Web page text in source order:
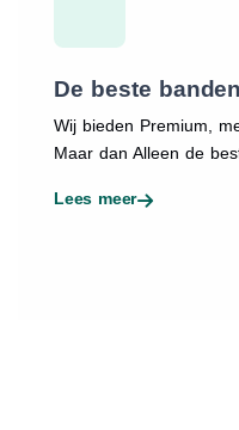
De beste
Wij bieden Premium,
Maar dan Alleen de
Lees meer